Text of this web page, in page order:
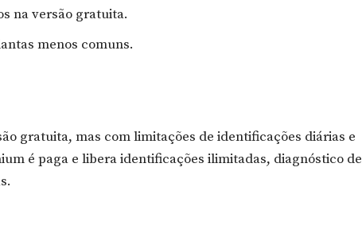
na versão gratuita.
menos comuns.
gratuita, mas com limitações de identificações diárias e
é paga e libera identificações ilimitadas, diagnóstico de